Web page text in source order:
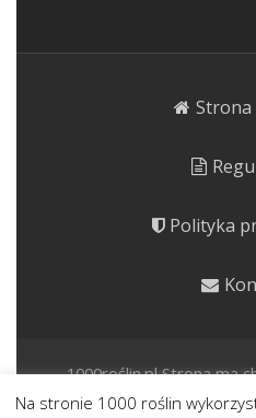
Strona
Polityka
1000roślin.pl Strona ma
Prezentujemy rośliny o
Na stronie 1000 roślin